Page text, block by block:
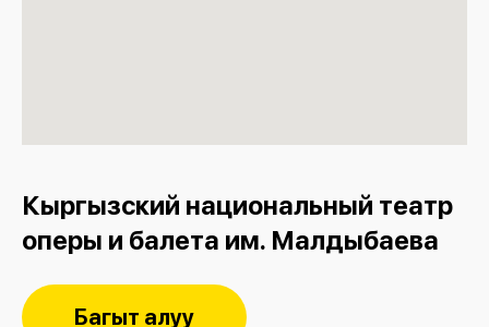
Кыргызский национальный театр
оперы и балета им. Малдыбаева
Багыт алуу